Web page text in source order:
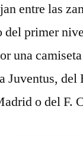
entre las
del primer
una
Juventus,
o del F.